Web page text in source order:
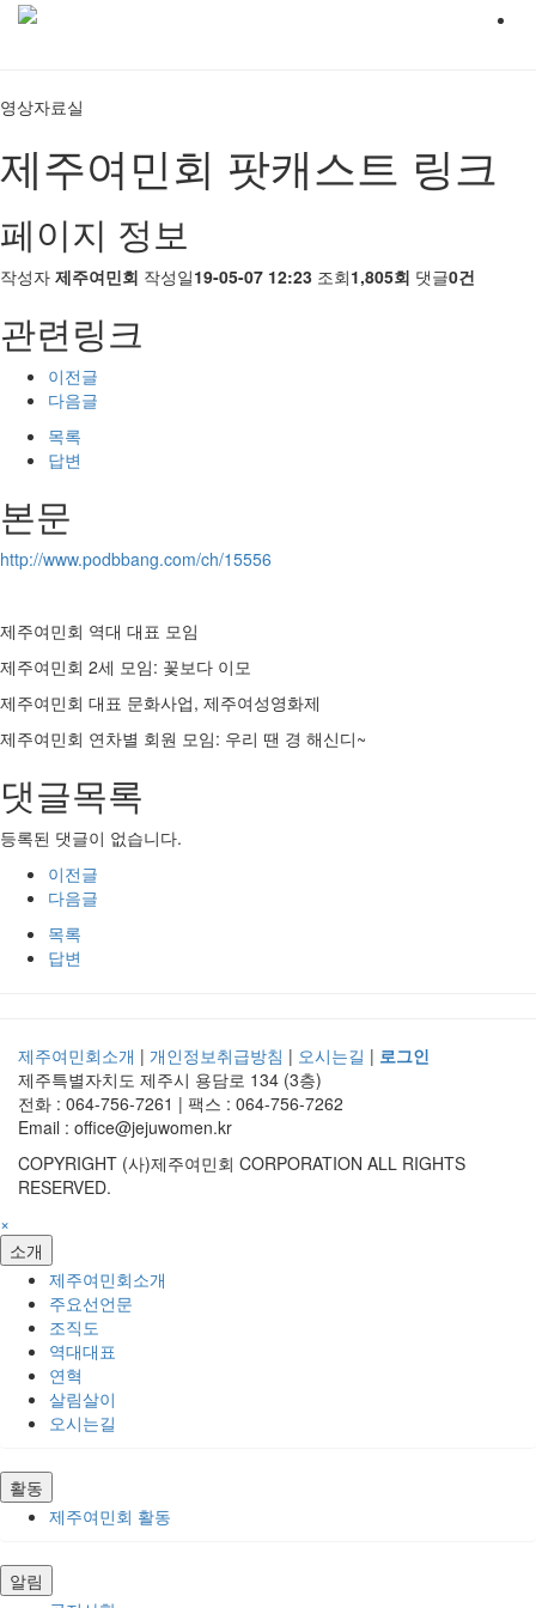
영상자료실
제주여민회 팟캐스트 링크
페이지 정보
작성자 제주여민회 작성일19-05-07 12:23 조회1,805회 댓글0건
관련링크
이전글
다음글
목록
답변
본문
http://www.podbbang.com/ch/15556
제주여민회 역대 대표 모임
제주여민회 2세 모임: 꽃보다 이모
제주여민회 대표 문화사업, 제주여성영화제
제주여민회 연차별 회원 모임: 우리 땐 경 해신디~
댓글목록
등록된 댓글이 없습니다.
이전글
다음글
목록
답변
제주여민회소개 | 개인정보취급방침 | 오시는길 | 로그인
제주특별자치도 제주시 용담로 134 (3층)
전화 : 064-756-7261 | 팩스 : 064-756-7262
Email : office@jejuwomen.kr
COPYRIGHT (사)제주여민회 CORPORATION ALL RIGHTS
RESERVED.
×
소개
제주여민회소개
주요선언문
조직도
역대대표
연혁
살림살이
오시는길
활동
제주여민회 활동
알림